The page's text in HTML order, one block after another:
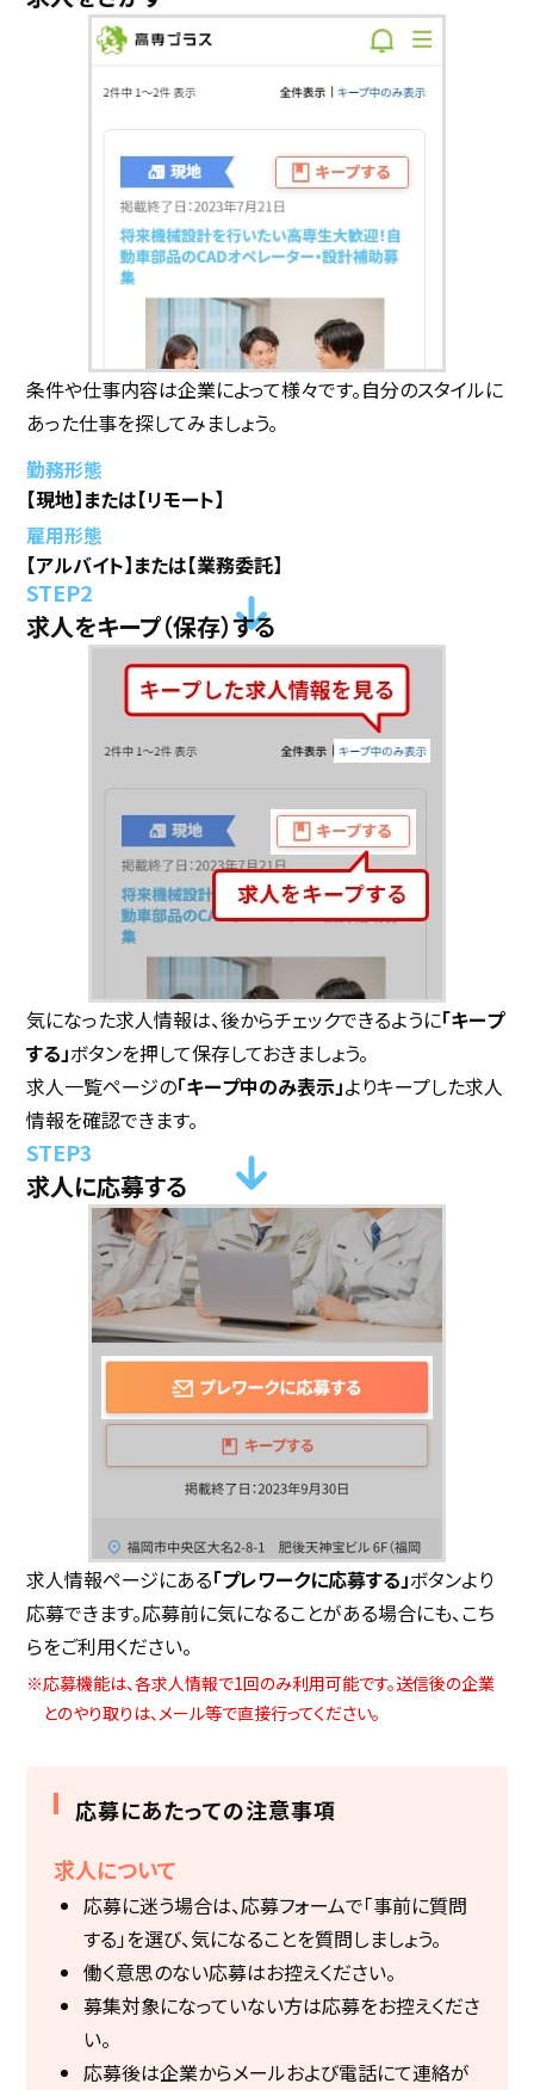
条件や仕事内容は企業によって様々です。自分のスタイルに
あった仕事を探してみましょう。
勤務形態
【現地】または【リモート】
雇用形態
【アルバイト】または【業務委託】
求人をキープ（保存）する
気になった求人情報は、後からチェックできるように「キープ
する」ボタンを押して保存しておきましょう。
求人一覧ページの「キープ中のみ表示」よりキープした求人
情報を確認できます。
求人に応募する
求人情報ページにある「プレワークに応募する」ボタンより
応募できます。応募前に気になることがある場合にも、こち
らをご利用ください。
※応募機能は、各求人情報で1回のみ利用可能です。送信後の企業
とのやり取りは、メール等で直接行ってください。
応募にあたっての注意事項
求人について
応募に迷う場合は、応募フォームで「事前に質問
する」を選び、気になることを質問しましょう。
働く意思のない応募はお控えください。
募集対象になっていない方は応募をお控えくださ
い。
応募後は企業からメールおよび電話にて連絡が